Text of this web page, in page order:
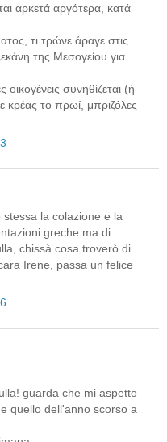
αρκετά αργότερα, κατά
τι τρώνε άραγε στις
της Μεσογείου για
συνηθίζεται (ή
κρέας το πρωί, μπριζόλες
la colazione e la
greche ma di
chissà cosa troverò di
Irene, passa un felice
guarda che mi aspetto
quello dell'anno scorso a